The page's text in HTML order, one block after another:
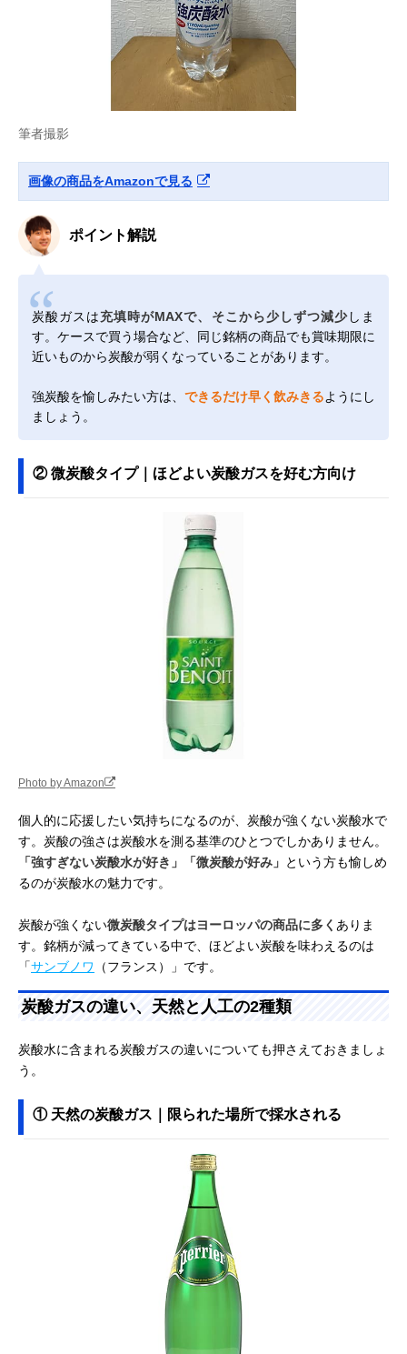
筆者撮影
画像の商品をAmazonで見る
ポイント解説
炭酸ガスは充填時がMAXで、そこから少しずつ減少しま
す。ケースで買う場合など、同じ銘柄の商品でも賞味期限に
近いものから炭酸が弱くなっていることがあります。
強炭酸を愉しみたい方は、 できるだけ早く飲みきるようにし
ましょう。
② 微炭酸タイプ｜ほどよい炭酸ガスを好む方向け
Photo by Amazon
個人的に応援したい気持ちになるのが、炭酸が強くない炭酸水で
す。炭酸の強さは炭酸水を測る基準のひとつでしかありません。
「強すぎない炭酸水が好き」「微炭酸が好み」 という方も愉しめ
るのが炭酸水の魅力です。
炭酸が強くない微炭酸タイプはヨーロッパの商品に多く ありま
す。銘柄が減ってきている中で、ほどよい炭酸を味わえるのは
「サンブノワ （フランス）」です。
炭酸ガスの違い、天然と人工の2種類
炭酸水に含まれる炭酸ガスの違いについても押さえておきましょ
う。
① 天然の炭酸ガス｜限られた場所で採水される